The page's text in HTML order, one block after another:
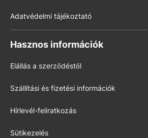
Adatvédelmi tájékoztató
Hasznos információk
Elállás a szerződéstől
Szállítási és fizetési információk
Hírlevél-feliratkozás
Sütikezelés